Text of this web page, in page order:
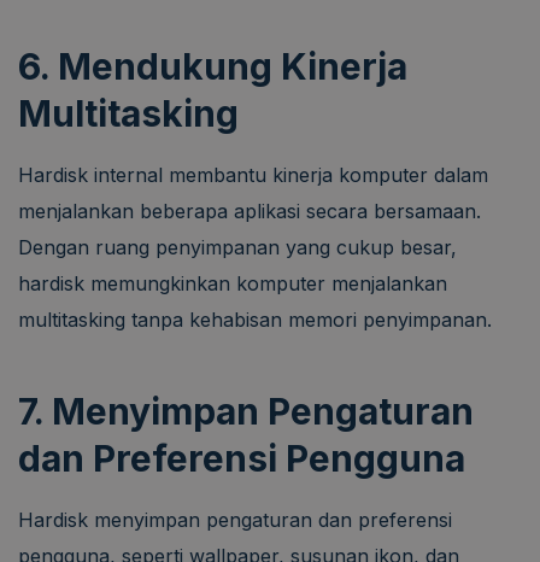
6. Mendukung Kinerja
Multitasking
Hardisk internal membantu kinerja komputer dalam
menjalankan beberapa aplikasi secara bersamaan.
Dengan ruang penyimpanan yang cukup besar,
hardisk memungkinkan komputer menjalankan
multitasking tanpa kehabisan memori penyimpanan.
7. Menyimpan Pengaturan
dan Preferensi Pengguna
Hardisk menyimpan pengaturan dan preferensi
pengguna, seperti wallpaper, susunan ikon, dan